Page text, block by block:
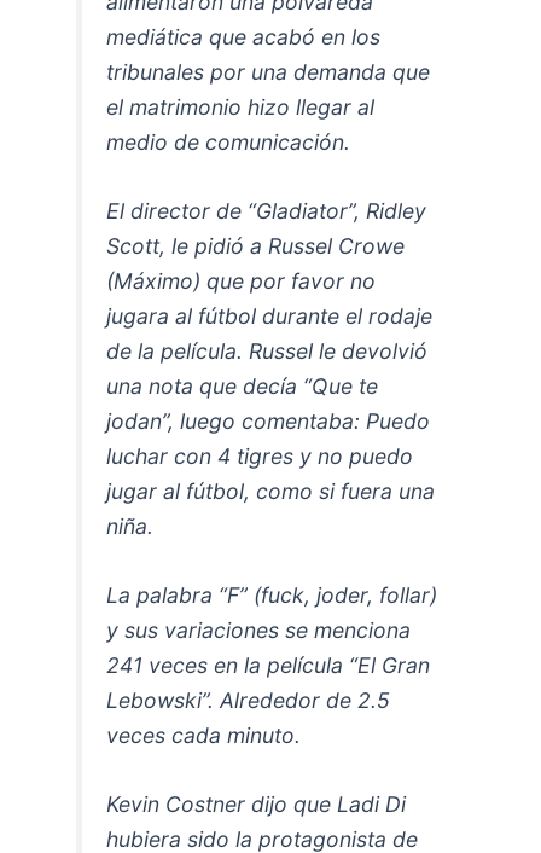
mediática que acabó en los
tribunales por una demanda que
el matrimonio hizo llegar al
medio de comunicación.
El director de “Gladiator”, Ridley
Scott, le pidió a Russel Crowe
(Máximo) que por favor no
jugara al fútbol durante el rodaje
de la película. Russel le devolvió
una nota que decía “Que te
jodan”, luego comentaba: Puedo
luchar con 4 tigres y no puedo
jugar al fútbol, como si fuera una
niña.
La palabra “F” (fuck, joder, follar)
y sus variaciones se menciona
241 veces en la película “El Gran
Lebowski”. Alrededor de 2.5
veces cada minuto.
Kevin Costner dijo que Ladi Di
hubiera sido la protagonista de